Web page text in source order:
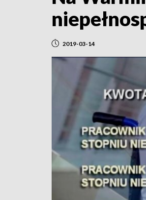
2019-03-14